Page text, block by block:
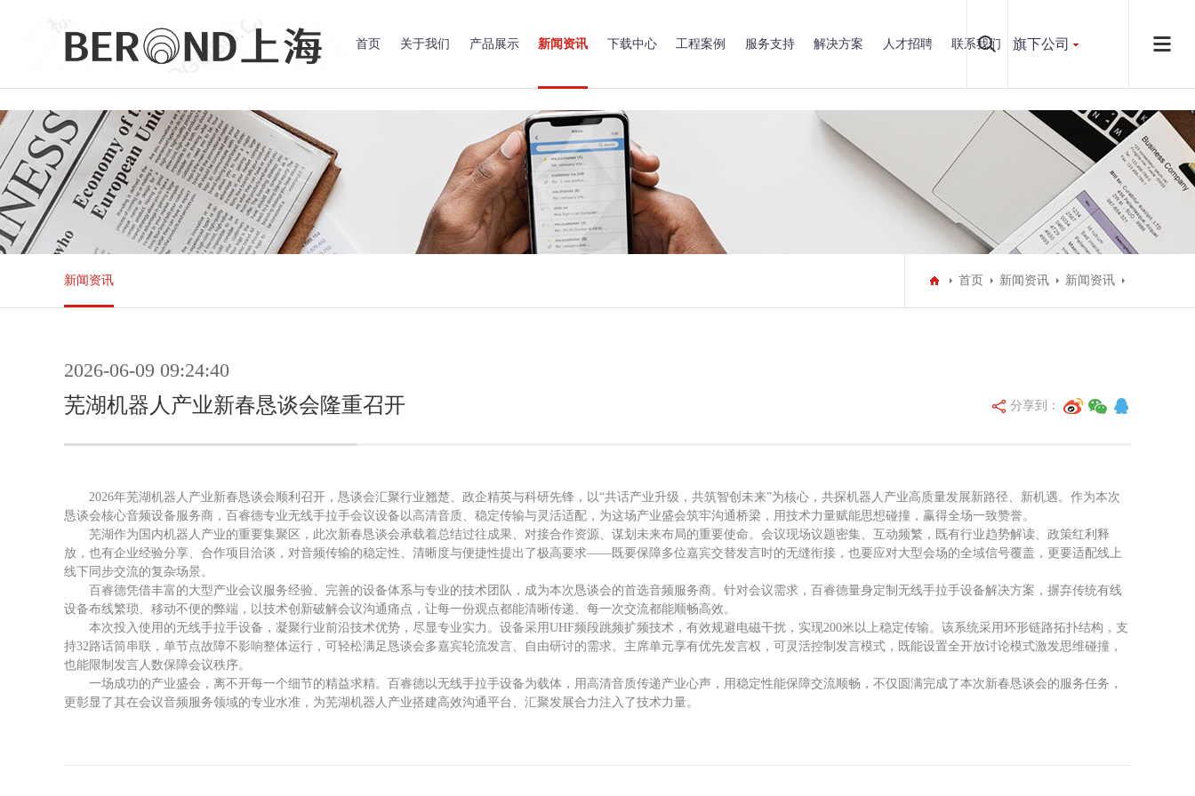
首页 关于我们 产品展示 新闻资讯 下载中心 工程案例 服务支持 解决方案 人才招聘 联系我们 旗下公司
新闻资讯 首页 新闻资讯 新闻资讯
2026-06-09 09:24:40
芜湖机器人产业新春恳谈会隆重召开 分享到：
2026年芜湖机器人产业新春恳谈会顺利召开 ，恳谈会汇聚行业翘楚、政企精英与科研先锋，以“共话产业升级，共筑智创未来”为核心，共探机器人产业高质量发展新路径、新机遇。作为本次
恳谈会核心音频设备服务商，百睿德专业无线手拉手会议设备以高清音质、稳定传输与灵活适配，为这场产业盛会筑牢沟通桥梁，用技术力量赋能思想碰撞，赢得全场一致赞誉。
芜湖作为国内机器人产业的重要集聚区，此次新春恳谈会承载着总结过往成果、对接合作资源、谋划未来布局的重要使命。会议现场议题密集、互动频繁，既有行业趋势解读、政策红利释
放，也有企业经验分享、合作项目洽谈，对音频传输的稳定性、清晰度与便捷性提出了极高要求——既要保障多位嘉宾交替发言时的无缝衔接，也要应对大型会场的全域信号覆盖，更要适配线上
线下同步交流的复杂场景。
百睿德凭借丰富的大型产业会议服务经验、完善的设备体系与专业的技术团队，成为本次恳谈会的首选音频服务商。针对会议需求，百睿德量身定制无线手拉手设备解决方案，摒弃传统有线
设备布线繁琐、移动不便的弊端，以技术创新破解会议沟通痛点，让每一份观点都能清晰传递、每一次交流都能顺畅高效。
本次投入使用的无线手拉手设备，凝聚行业前沿技术优势，尽显专业实力。设备采用UHF频段跳频扩频技术，有效规避电磁干扰，实现200米以上稳定传输。该系统采用环形链路拓扑结构，支
持32路话筒串联，单节点故障不影响整体运行，可轻松满足恳谈会多嘉宾轮流发言、自由研讨的需求。主席单元享有优先发言权，可灵活控制发言模式，既能设置全开放讨论模式激发思维碰撞，
也能限制发言人数保障会议秩序。
一场成功的产业盛会，离不开每一个细节的精益求精。百睿德以无线手拉手设备为载体，用高清音质传递产业心声，用稳定性能保障交流顺畅，不仅圆满完成了本次新春恳谈会的服务任务，
更彰显了其在会议音频服务领域的专业水准，为芜湖机器人产业搭建高效沟通平台、汇聚发展合力注入了技术力量。